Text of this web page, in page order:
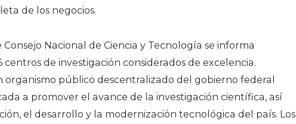
de los negocios.
Nacional de Ciencia y Tecnología se informa
de investigación considerados de excelencia.
organismo público descentralizado del gobierno federal
a promover el avance de la investigación científica, así
el desarrollo y la modernización tecnológica del país. Los